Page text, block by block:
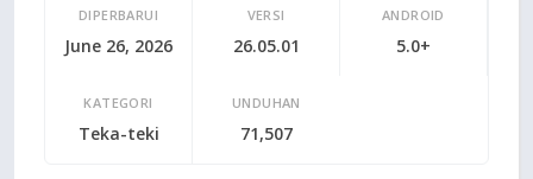
DIPERBARUI
June 26, 2026
VERSI
26.05.01
ANDROID
5.0+
KATEGORI
Teka-teki
UNDUHAN
71,507